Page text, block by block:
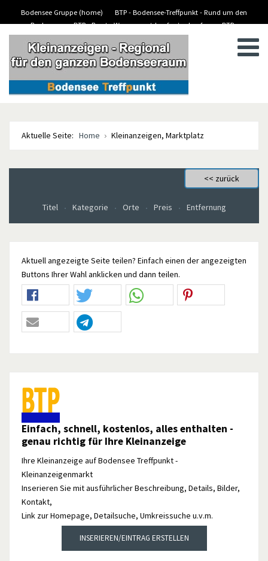
Bodensee Gruppe (home)
BTP - Bodensee-Treffpunkt - Rund um den
Bodensee
BTP - Boote-Wassersport-kaufen/verkaufen
BTP -
BTP - Kleinanzeigen
Aktuelle Seite: Home Kleinanzeigen, Marktplatz
Titel Kategorie Orte Preis Entfernung
Aktuell angezeigte Seite teilen? Einfach einen der angezeigten
Buttons Ihrer Wahl anklicken und dann teilen.
Einfach, schnell, kostenlos, alles enthalten -
genau richtig für Ihre Kleinanzeige
Ihre Kleinanzeige auf Bodensee Treffpunkt -
Kleinanzeigenmarkt
Inserieren Sie mit ausführlicher Beschreibung, Details, Bilder,
Kontakt,
Link zur Homepage, Detailsuche, Umkreissuche u.v.m.
INSERIEREN/EINTRAG ERSTELLEN